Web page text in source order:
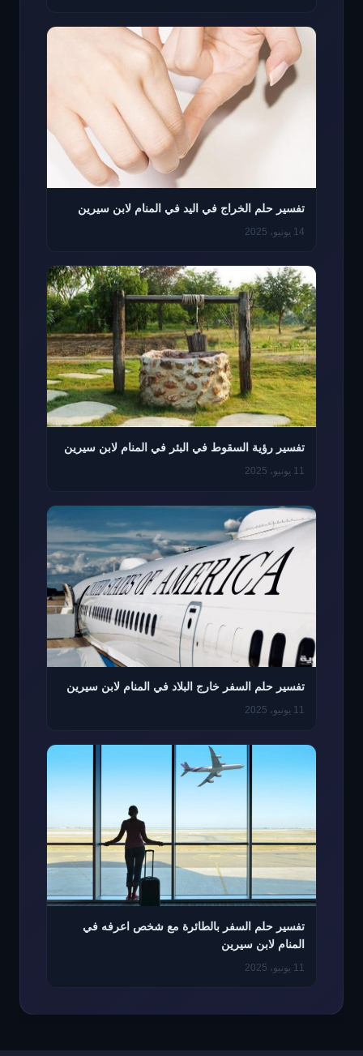
تفسير حلم الخراج في اليد في المنام لابن سيرين
14 يونيو، 2025
تفسير رؤية السقوط في البئر في المنام لابن سيرين
11 يونيو، 2025
تفسير حلم السفر خارج البلاد في المنام لابن سيرين
11 يونيو، 2025
تفسير حلم السفر بالطائرة مع شخص اعرفه في
المنام لابن سيرين
11 يونيو، 2025